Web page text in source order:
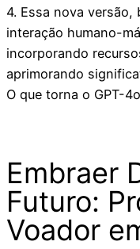
4. Essa nova versão,
interação humano-
incorporando
aprimorando
O que torna o GPT-
Embraer
Futuro:
Voador